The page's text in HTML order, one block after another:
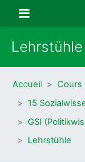
Panneau
Lehrstühle
Accueil Cours
15
GSI
Lehrstühle